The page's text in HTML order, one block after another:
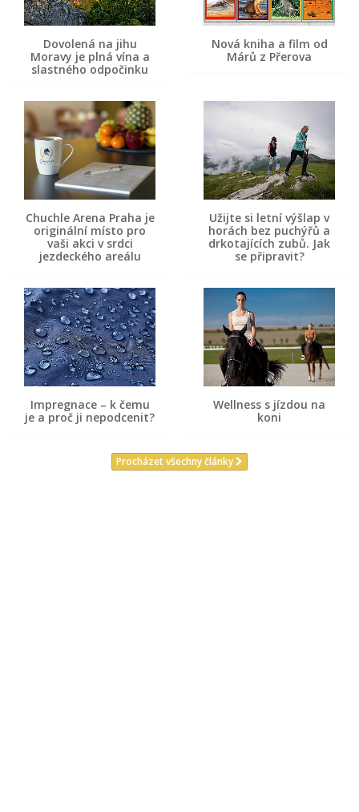
Dovolená na jihu
Moravy je plná vína a
slastného odpočinku
Nová kniha a film od
Márů z Přerova
Chuchle Arena Praha je
originální místo pro
vaši akci v srdci
jezdeckého areálu
Užijte si letní výšlap v
horách bez puchýřů a
drkotajících zubů. Jak
se připravit?
Impregnace – k čemu
je a proč ji nepodcenit?
Wellness s jízdou na
koni
Procházet všechny články